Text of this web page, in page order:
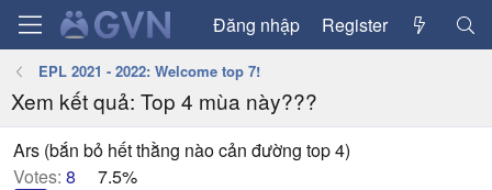
Đăng nhập Register
EPL 2021 - 2022: Welcome top 7!
Xem kết quả: Top 4 mùa này???
Ars (bắn bỏ hết thằng nào cản đường top 4)
Votes: 8 7.5%